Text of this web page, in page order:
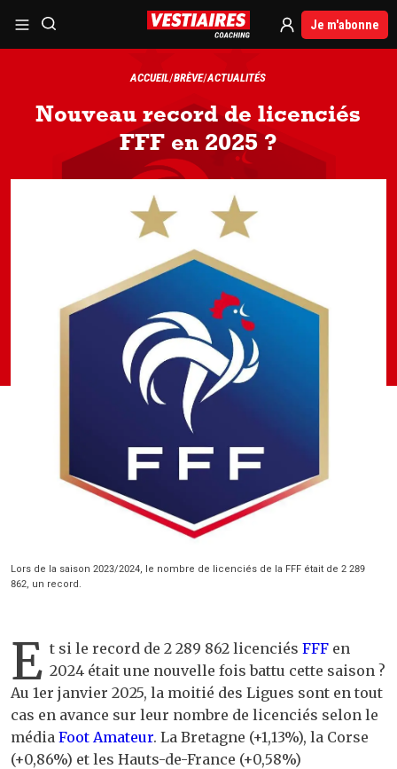
Je m'abonne
ACCUEIL BRÈVE ACTUALITÉS
Nouveau record de licenciés
FFF en 2025 ?
Lors de la saison 2023/2024, le nombre de licenciés de la FFF était de 2 289
862, un record.
E t si le record de 2 289 862 licenciés FFF en
2024 était une nouvelle fois battu cette saison ?
Au 1er janvier 2025, la moitié des Ligues sont en tout
cas en avance sur leur nombre de licenciés selon le
média Foot Amateur. La Bretagne (+1,13%), la Corse
(+0,86%) et les Hauts-de-France (+0,58%)